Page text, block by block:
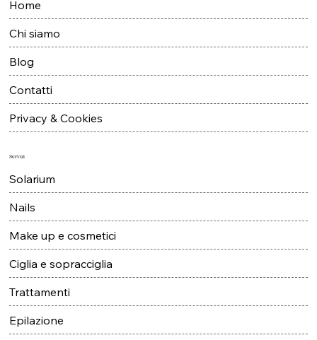
Home
Chi siamo
Blog
Contatti
Privacy & Cookies
Servizi
Solarium
Nails
Make up e cosmetici
Ciglia e sopracciglia
Trattamenti
Epilazione